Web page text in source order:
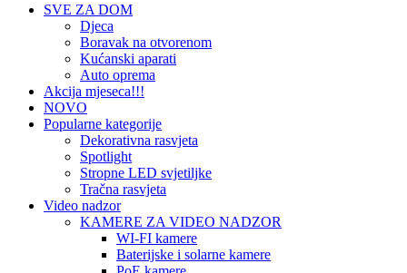
SVE ZA DOM
Djeca
Boravak na otvorenom
Kućanski aparati
Auto oprema
Akcija mjeseca!!!
NOVO
Popularne kategorije
Dekorativna rasvjeta
Spotlight
Stropne LED svjetiljke
Tračna rasvjeta
Video nadzor
KAMERE ZA VIDEO NADZOR
WI-FI kamere
Baterijske i solarne kamere